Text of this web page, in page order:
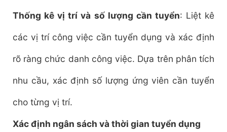
Thống kê vị trí và số lượng cần tuyển: Liệt kê
các vị trí công việc cần tuyển dụng và xác định
rõ ràng chức danh công việc. Dựa trên phân tích
nhu cầu, xác định số lượng ứng viên cần tuyển
cho từng vị trí.
Xác định ngân sách và thời gian tuyển dụng